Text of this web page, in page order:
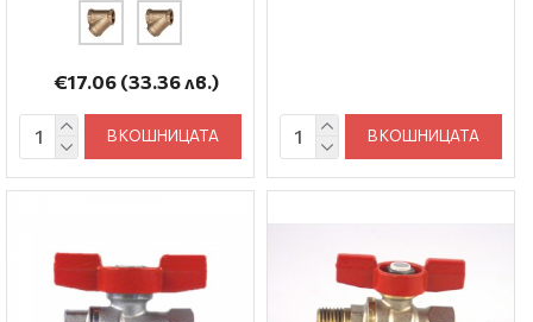
€17.06 (33.36 лв.)
В КОШНИЦАТА В КОШНИЦАТА